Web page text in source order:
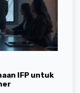
IFP untuk